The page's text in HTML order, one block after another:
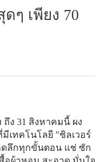
ๆ เพียง 70
ถึง 31 สิงหาคมนี้ ผง
เทคโนโลยี "ซิลเวอร์
ดลึกทุกขั้นตอน แช่ ซัก